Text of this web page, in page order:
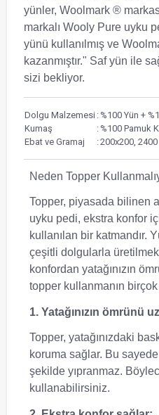
yünler, Woolmark ®
markalı Wooly Pure uyku
yünü kullanılmış ve
kazanmıştır." Saf yün ile
sizi bekliyor.
Dolgu Malzemesi : %100 Yün +
Kumaş
: %100 Pamuk
Ebat ve Gramaj
:200x200,
Neden Topper
Topper, piyasada bilinen
uyku pedi, ekstra konfor
kullanılan bir katmandır.
çeşitli dolgularla
konfordan yatağınızın
topper kullanmanın birçok
1. Yatağınızın ömrünü
Topper, yatağınızdaki
koruma sağlar. Bu sayede
şekilde yıpranmaz.
kullanabilirsiniz.